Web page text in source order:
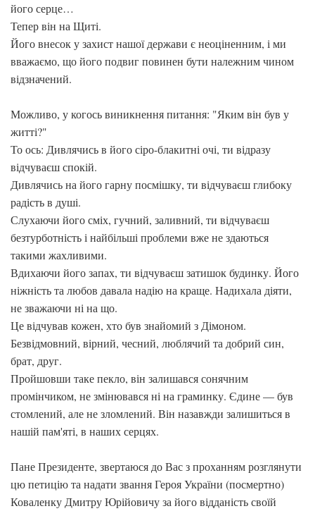
його серце…
Тепер він на Щиті.
Його внесок у захист нашої держави є неоціненним, і ми
вважаємо, що його подвиг повинен бути належним чином
відзначений.
Можливо, у когось виникнення питання: "Яким він був у
житті?"
То ось: Дивлячись в його сіро-блакитні очі, ти відразу
відчуваєш спокій.
Дивлячись на його гарну посмішку, ти відчуваєш глибоку
радість в душі.
Слухаючи його сміх, гучний, заливний, ти відчуваєш
безтурботність і найбільші проблеми вже не здаються
такими жахливими.
Вдихаючи його запах, ти відчуваєш затишок будинку. Його
ніжність та любов давала надію на краще. Надихала діяти,
не зважаючи ні на що.
Це відчував кожен, хто був знайомий з Дімоном.
Безвідмовний, вірний, чесний, люблячий та добрий син,
брат, друг.
Пройшовши таке пекло, він залишався сонячним
промінчиком, не змінювався ні на граминку. Єдине — був
стомлений, але не зломлений. Він назавжди залишиться в
нашій пам'яті, в наших серцях.
Пане Президенте, звертаюся до Вас з проханням розглянути
цю петицію та надати звання Героя України (посмертно)
Коваленку Дмитру Юрійовичу за його відданість своїй